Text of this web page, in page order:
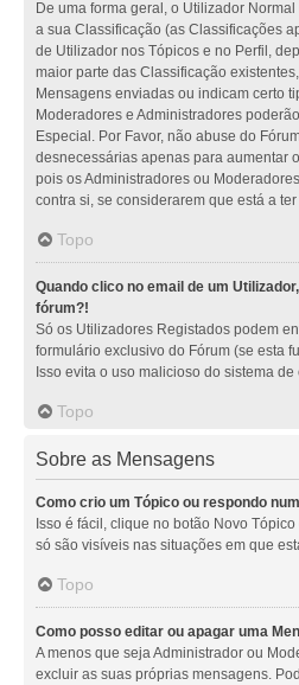
De uma forma geral, o Utilizador
a sua Classificação (as Classificações
de Utilizador nos Tópicos e no Perfil,
maior parte das Classificação
Mensagens enviadas ou indicam certo
Moderadores e Administradores
Especial. Por Favor, não abuse do
desnecessárias apenas para aumentar
pois os Administradores ou
contra si, se considerarem que está a
Topo
Quando clico no email de um
fórum?!
Só os Utilizadores Registados podem
formulário exclusivo do Fórum (se esta
Isso evita o uso malicioso do sistema
Topo
Sobre as Mensagens
Como crio um Tópico ou respondo
Isso é fácil, clique no botão Novo
só são visíveis nas situações em que
Topo
Como posso editar ou apagar uma
A menos que seja Administrador ou
excluir as suas próprias mensagens.